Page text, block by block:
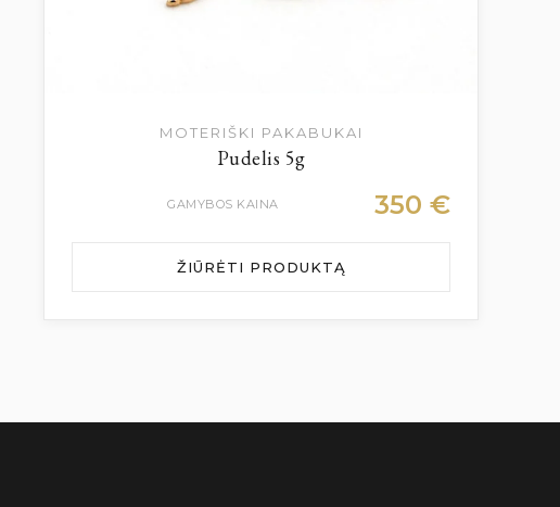
MOTERIŠKI PAKABUKAI
Pudelis 5g
GAMYBOS KAINA 350€
ŽIŪRĖTI PRODUKTĄ